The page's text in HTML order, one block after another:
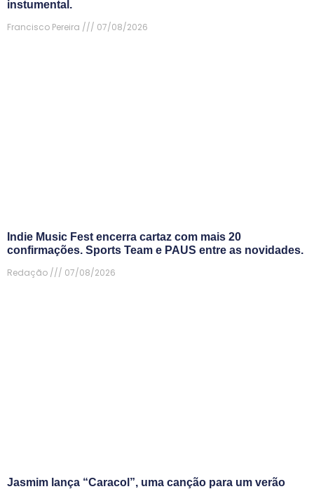
instumental.
Francisco Pereira
07/08/2026
Indie Music Fest encerra cartaz com mais 20
confirmações. Sports Team e PAUS entre as novidades.
Redação
07/08/2026
Jasmim lança “Caracol”, uma canção para um verão